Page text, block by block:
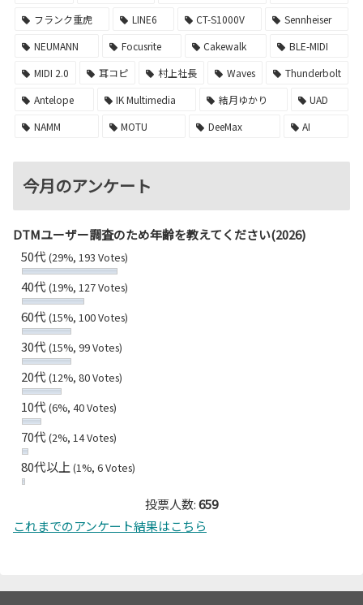
フランク重虎
LINE6 CT-S1000V
Sennheiser
NEUMANN
Focusrite Cakewalk
BLE-MIDI
MIDI 2.0
耳コピ 村上社長 Waves
Thunderbolt
Antelope
IK Multimedia 結月ゆかり
UAD
NAMM
MOTU DeeMax AI
今月のアンケート
DTMユーザー調査のため年齢を教えてください(2026)
50代(29%, 193 Votes)
40代(19%, 127 Votes)
60代(15%, 100 Votes)
30代(15%, 99 Votes)
20代(12%, 80 Votes)
10代(6%, 40 Votes)
70代(2%, 14 Votes)
80代以上 (1%, 6 Votes)
投票人数:659
これまでのアンケート結果はこちら